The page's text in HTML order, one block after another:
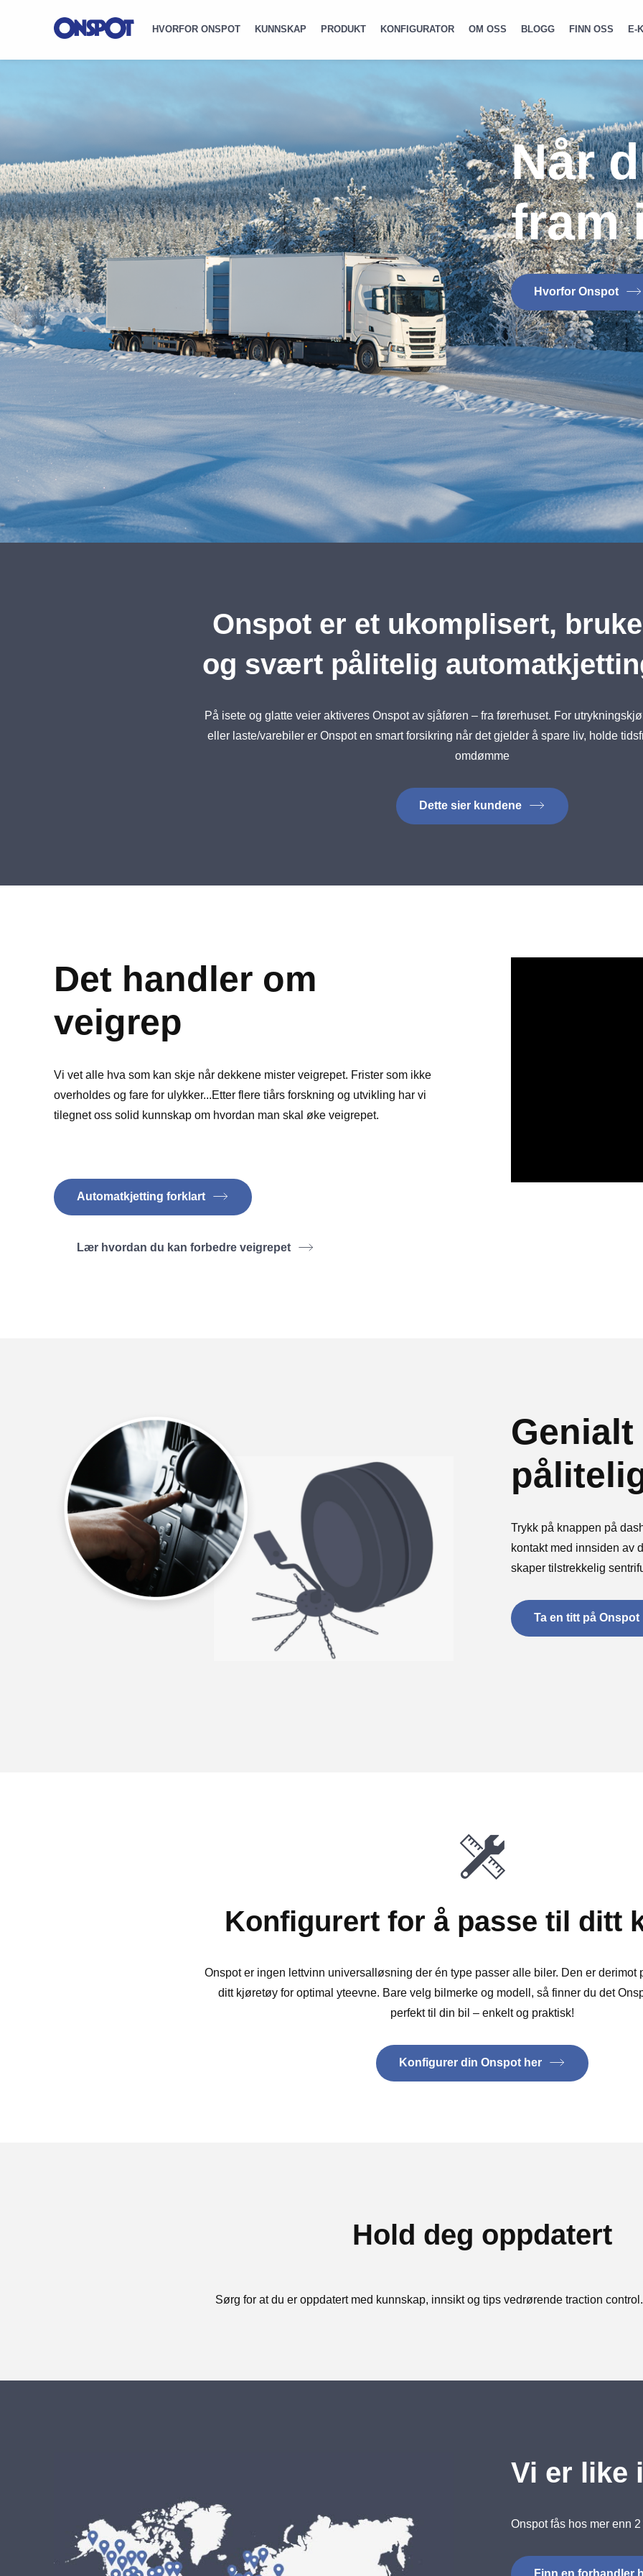
HVORFOR ONSPOT KUNNSKAP PRODUKT KONFIGURATOR OM OSS BLOGG FINN OSS E-
Når
fram
Hvorfor Onspot
Onspot er et ukomplisert,
og svært pålitelig
På isete og glatte veier aktiveres Onspot av sjåføren – fra førerhuset. For
eller laste/varebiler er Onspot en smart forsikring når det gjelder å spare liv, holde
omdømme
Dette sier kundene
Det handler om
veigrep
Vi vet alle hva som kan skje når dekkene mister veigrepet. Frister som ikke
overholdes og fare for ulykker...Etter flere tiårs forskning og utvikling har vi
tilegnet oss solid kunnskap om hvordan man skal øke veigrepet.
Automatkjetting forklart
Lær hvordan du kan forbedre veigrepet
Trykk på knappen på
kontakt med innsiden av
skaper tilstrekkelig
Ta en titt på Onspot
Konfigurert for å passe til ditt
Onspot er ingen lettvinn universalløsning der én type passer alle biler. Den er derimot
ditt kjøretøy for optimal yteevne. Bare velg bilmerke og modell, så finner du det
perfekt til din bil – enkelt og praktisk!
Konfigurer din Onspot her
Hold deg oppdatert
Sørg for at du er oppdatert med kunnskap, innsikt og tips vedrørende traction
Vi er like
Onspot fås hos mer enn